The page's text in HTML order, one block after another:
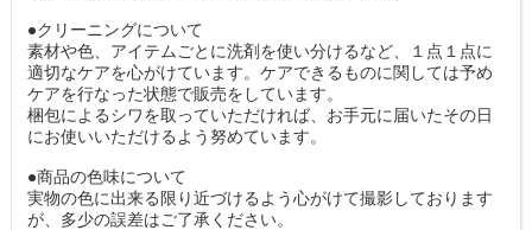
●クリーニングについて
素材や色、アイテムごとに洗剤を使い分けるなど、１点１点に
適切なケアを心がけています。ケアできるものに関しては予め
ケアを行なった状態で販売をしています。
梱包によるシワを取っていただければ、お手元に届いたその日
にお使いいただけるよう努めています。
●商品の色味について
実物の色に出来る限り近づけるよう心がけて撮影しております
が、多少の誤差はご了承ください。